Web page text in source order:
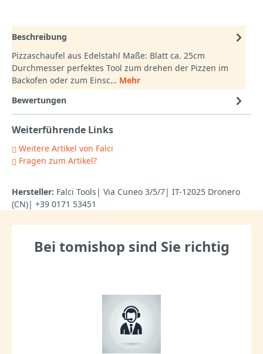
Beschreibung
Pizzaschaufel aus Edelstahl Maße: Blatt ca. 25cm
Durchmesser perfektes Tool zum drehen der Pizzen im
Backofen oder zum Einsc… Mehr
Bewertungen
Weiterführende Links
Weitere Artikel von Falci
Fragen zum Artikel?
Hersteller: Falci Tools| Via Cuneo 3/5/7| IT-12025 Dronero
(CN)| +39 0171 53451
Bei tomishop sind Sie richtig